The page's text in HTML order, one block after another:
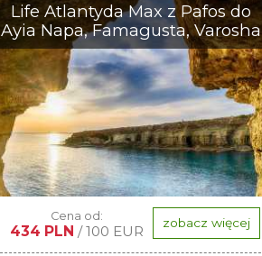
Life Atlantyda Max z Pafos do
Ayia Napa, Famagusta, Varosha
Cena od:
434 PLN / 100 EUR zobacz więcej